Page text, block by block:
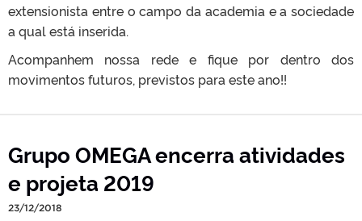
extensionista entre o campo da academia e a sociedade
a qual está inserida.
Acompanhem nossa rede e fique por dentro dos
movimentos futuros, previstos para este ano!!
Grupo OMEGA encerra atividades
e projeta 2019
23/12/2018